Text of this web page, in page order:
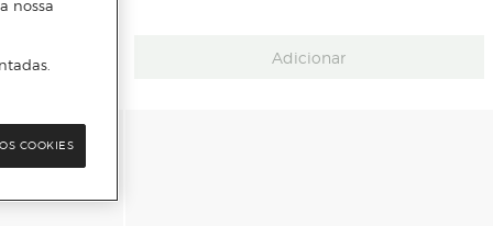
Adicionar
nossa
COOKIES